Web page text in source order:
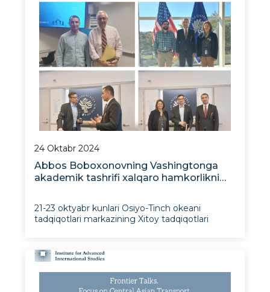
24 Oktabr 2024
Abbos Boboxonovning Vashingtonga
akademik tashrifi xalqaro hamkorlikni
21-23 oktyabr kunlari Osiyo-Tinch okeani
tadqiqotlari markazining Xitoy tadqiqotlari
tashrifi AQShning yetakchi universitetlari
olimlari va nufuzli tahliliy markazlari ekspertla